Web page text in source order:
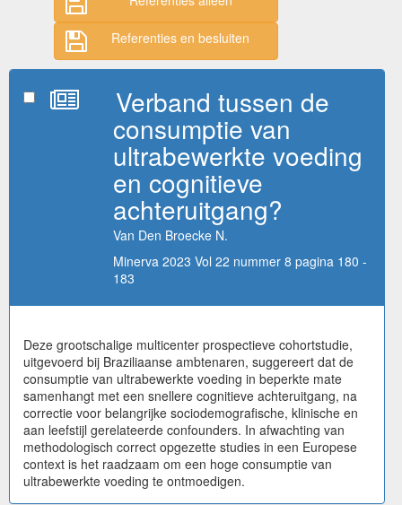
Referenties en besluiten
Verband tussen de
consumptie van
ultrabewerkte voeding
en cognitieve
achteruitgang?
Van Den Broecke N.
Minerva 2023 Vol 22 nummer 8 pagina 180 -
183
Deze grootschalige multicenter prospectieve cohortstudie,
uitgevoerd bij Braziliaanse ambtenaren, suggereert dat de
consumptie van ultrabewerkte voeding in beperkte mate
samenhangt met een snellere cognitieve achteruitgang, na
correctie voor belangrijke sociodemografische, klinische en
aan leefstijl gerelateerde confounders. In afwachting van
methodologisch correct opgezette studies in een Europese
context is het raadzaam om een hoge consumptie van
ultrabewerkte voeding te ontmoedigen.